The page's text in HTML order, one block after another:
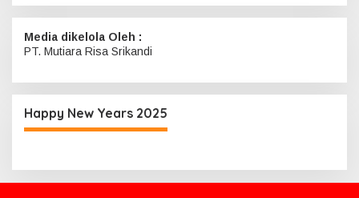
Media dikelola Oleh :
PT. Mutiara Risa Srikandi
Happy New Years 2025